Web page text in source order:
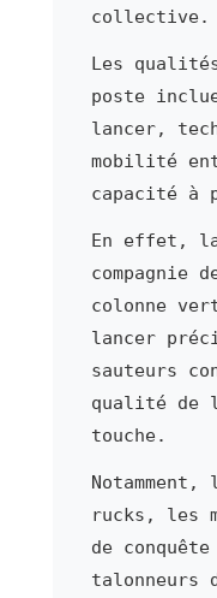
collective.
Les
poste
lancer,
mobilité
capacité à
En effet,
compagnie
colonne
lancer
sauteurs
qualité de
touche.
rucks, les
de
talonneurs